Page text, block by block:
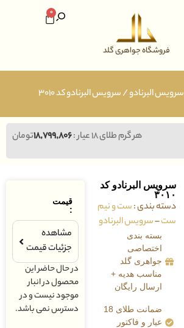
فروشگاه جواهری گلد
0
سرویس البرنادو/ سرویس البرنادو کد ۳۰۱۰
تومان۱۸,۷۹۹,۸۰۶ هر گرم طلای ۱۸ عیار :
قیمت
:
مشاهده
جزئیات قیمت
در حال حاضر این
محصول در انبار
موجود نیست و در
دسترس نمی باشد.
سرویس البرنادو کد
۳۰۱۰
دسته بندی :ست و نیم
ست–سرویس البرنادو
بسته بندی
اختصاصی
جواهری گلد
مناسب هدیه +
ارسال رایگان
ضمانت طلای 18
عیار و فاکتور